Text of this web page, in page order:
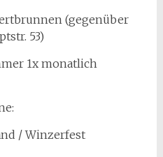
(gegenüber
53)
1x monatlich
/ Winzerfest